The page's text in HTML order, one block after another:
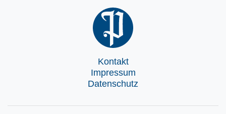
Kontakt
Impressum
Datenschutz